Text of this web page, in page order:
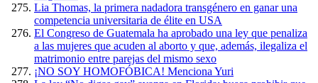
Lia Thomas, la primera nadadora transgénero en ganar una
competencia universitaria de élite en USA
El Congreso de Guatemala ha aprobado una ley que penaliza
a las mujeres que acuden al aborto y que, además, ilegaliza el
matrimonio entre parejas del mismo sexo
¡NO SOY HOMOFÓBICA! Menciona Yuri